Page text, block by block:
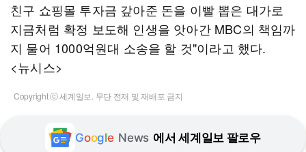
친구 쇼핑몰 투자금 갚아준 돈을 이빨 뽑은 대가로
지금처럼 확정 보도해 인생을 앗아간 MBC의 책임까
지 물어 1000억원대 소송을 할 것"이라고 했다.
<뉴시스>
Copyright ⓒ 세계일보. 무단 전재 및 재배포 금지
Google News 에서 세계일보 팔로우